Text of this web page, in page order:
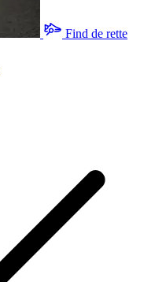
Find de rette